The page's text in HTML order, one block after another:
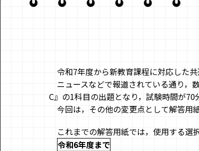
令和7年度から新教育課程に対応した共
ニュースなどで報道されている通り
C』の1科目の出題となり，試験時間が70
今回は，その他の変更点として解答用
これまでの解答用紙では，使用する選
令和6年度まで